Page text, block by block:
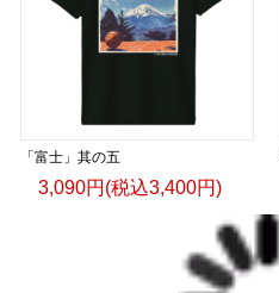
「富士」其の五
3,090円(税込3,400円)